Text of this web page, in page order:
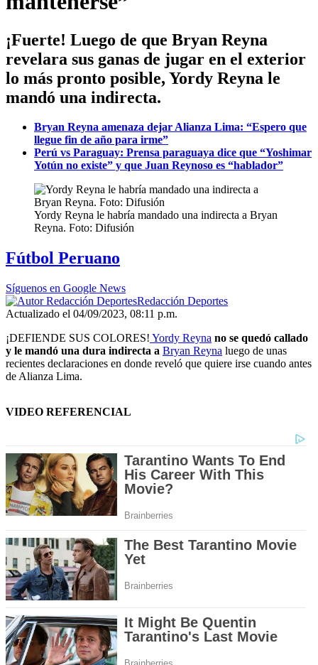
¡Fuerte! Luego de que Bryan Reyna
revelara sus ganas de jugar en el exterior
lo más pronto posible, Yordy Reyna le
mandó una indirecta.
Bryan Reyna amenaza dejar Alianza Lima: “Espero que
llegue fin de año para irme”
Perú vs Paraguay: Prensa paraguaya dice que “Yoshimar
Yotún no existe” y que Juan Reynoso es “hablador”
Yordy Reyna le habría mandado una indirecta a Bryan
Reyna. Foto: Difusión
Fútbol Peruano
Síguenos en Google News
Redacción Deportes
Actualizado el 04/09/2023, 08:11 p.m.
¡DEFIENDE SUS COLORES! Yordy Reyna no se quedó callado
y le mandó una dura indirecta a Bryan Reyna luego de unas
recientes declaraciones en donde reveló que quiere irse cuando antes
de Alianza Lima.
VIDEO REFERENCIAL